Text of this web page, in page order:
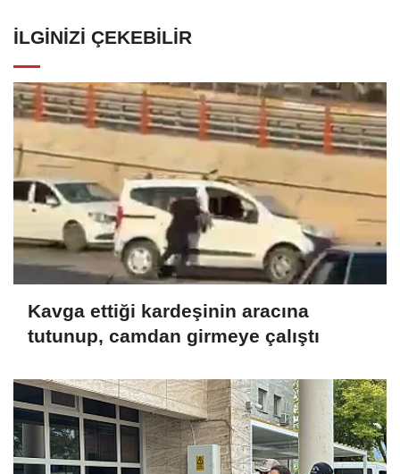
İLGINIZI ÇEKEBILIR
Kavga ettiği kardeşinin aracına
tutunup, camdan girmeye çalıştı